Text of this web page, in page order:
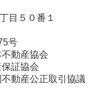
目５０番１
号
動産協会
証協会
動産公正取引協議